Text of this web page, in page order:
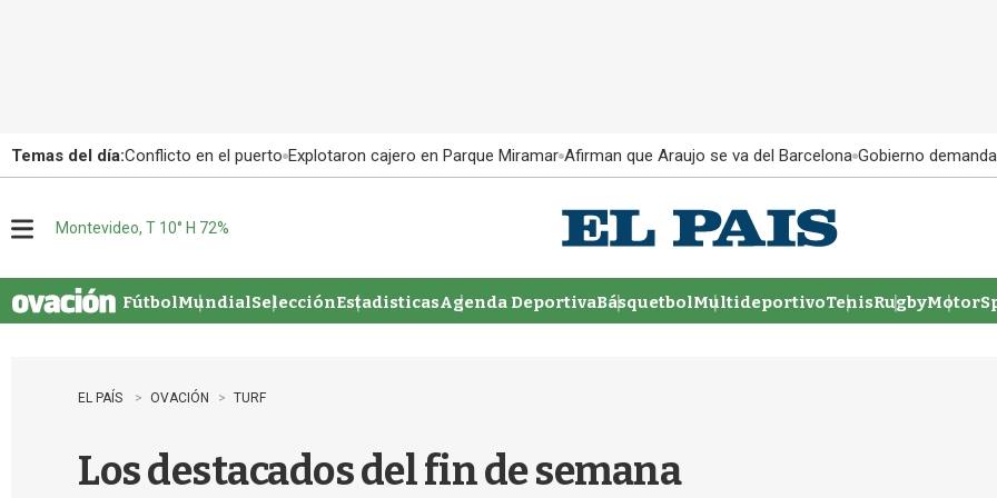
Temas del día:Conflicto en el puerto Explotaron cajero en Parque Miramar Afirman que Araujo se va del Barcelona Gobierno
u
Montevideo, T 10° H 72%
FútbolMundialSelecciónEstadisticasAgenda DeportivaBásquetbolMultideportivoTenisRugby
EL PAÍS OVACIÓN TURF
Los destacados del fin de semana